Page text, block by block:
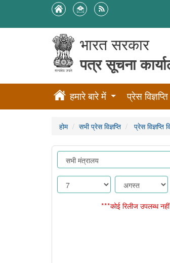
भारत सरकार
पत्र सूचना
हमारे बारे में प्रेस विज्ञप्ति
होम सभी प्रेस विज्ञप्ति प्रेस विज्ञप्ति
***कोई रिलीज उपलब्ध